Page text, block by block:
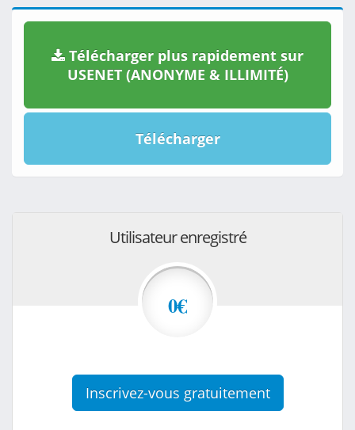
Télécharger plus rapidement sur
USENET (ANONYME & ILLIMITÉ)
Télécharger
Utilisateur enregistré
0€
Inscrivez-vous gratuitement